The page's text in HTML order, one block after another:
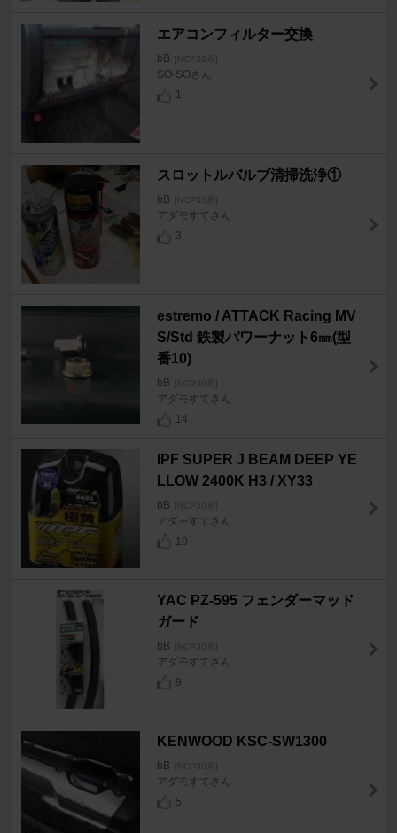
エアコンフィルター交換
bB [NCP30系]
SO-SOさん
1
スロットルバルブ清掃洗浄①
bB [NCP30系]
アダモすてさん
3
estremo / ATTACK Racing MV
S/Std 鉄製パワーナット6㎜(型
番10)
bB [NCP30系]
アダモすてさん
14
IPF SUPER J BEAM DEEP YE
LLOW 2400K H3 / XY33
bB [NCP30系]
アダモすてさん
10
YAC PZ-595 フェンダーマッド
ガード
bB [NCP30系]
アダモすてさん
9
KENWOOD KSC-SW1300
bB [NCP30系]
アダモすてさん
5